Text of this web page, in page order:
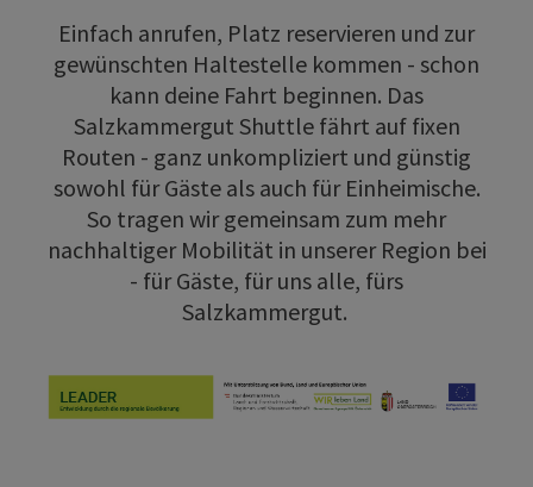
Einfach anrufen, Platz reservieren und zur
gewünschten Haltestelle kommen - schon
kann deine Fahrt beginnen. Das
Salzkammergut Shuttle fährt auf fixen
Routen - ganz unkompliziert und günstig
sowohl für Gäste als auch für Einheimische.
So tragen wir gemeinsam zum mehr
nachhaltiger Mobilität in unserer Region bei
- für Gäste, für uns alle, fürs
Salzkammergut.